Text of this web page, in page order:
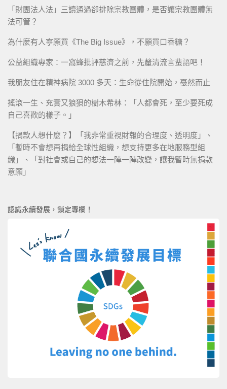
「財團法人法」三讀通過卻排除宗教團體，是否讓宗教團體無
法可管？
為什麼有人寧願買《The Big Issue》，不願買口香糖？
公益組織專家：一窩蜂批評慈濟之前，先釐清流言蜚語吧！
我朋友住在精神病院 3000 多天：生命從住院開始，戞然而止
搖滾一生、充實又狼狽的樹木希林：「人都會死，至少要死成
自己喜歡的樣子。」
【捐款人想什麼？】「我非常重視財報的合理度、透明度」、
「暫時不會想再捐給全球性組織，想支持更多在地服務型組
織」、「對社會或自己的想法一陣一陣改變，讓我暫時無捐款
意願」
認識永續發展，鎖定專欄！